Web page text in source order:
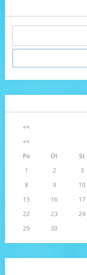
<<
<<
Po
Út St
1
2 3
8
9 10
15
16 17
22
23 24
29
30